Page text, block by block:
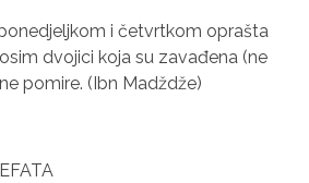
i četvrtkom oprašta
dvojici koja su zavađena (ne
pomire. (Ibn Madždže)